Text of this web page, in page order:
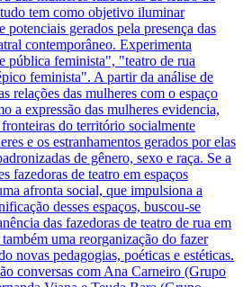
tem como objetivo iluminar
potenciais gerados pela presença das
contemporâneo. Experimenta
pública feminista", "teatro de rua
feminista". A partir da análise de
relações das mulheres com o espaço
a expressão das mulheres evidencia,
do território socialmente
e os estranhamentos gerados por elas
de gênero, sexo e raça. Se a
fazedoras de teatro em espaços
afronta social, que impulsiona a
desses espaços, buscou-se
das fazedoras de teatro de rua em
uma reorganização do fazer
novas pedagogias, poéticas e estéticas.
conversas com Ana Carneiro (Grupo